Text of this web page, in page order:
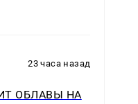
23 часа назад
ОБЛАВЫ НА